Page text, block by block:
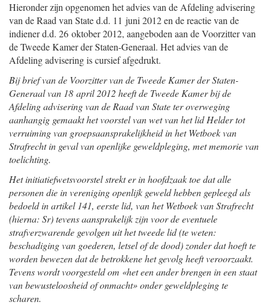
Hieronder zijn opgenomen het advies van de Afdeling advisering
van de Raad van State d.d. 11 juni 2012 en de reactie van de
indiener d.d. 26 oktober 2012, aangeboden aan de Voorzitter van
de Tweede Kamer der Staten-Generaal. Het advies van de
Afdeling advisering is cursief afgedrukt.
Bij brief van de Voorzitter van de Tweede Kamer der Staten-
Generaal van 18 april 2012 heeft de Tweede Kamer bij de
Afdeling advisering van de Raad van State ter overweging
aanhangig gemaakt het voorstel van wet van het lid Helder tot
verruiming van groepsaansprakelijkheid in het Wetboek van
Strafrecht in geval van openlijke geweldpleging, met memorie van
toelichting.
Het initiatiefwetsvoorstel strekt er in hoofdzaak toe dat alle
personen die in vereniging openlijk geweld hebben gepleegd als
bedoeld in artikel 141, eerste lid, van het Wetboek van Strafrecht
(hierna: Sr) tevens aansprakelijk zijn voor de eventuele
strafverzwarende gevolgen uit het tweede lid (te weten:
beschadiging van goederen, letsel of de dood) zonder dat hoeft te
worden bewezen dat de betrokkene het gevolg heeft veroorzaakt.
Tevens wordt voorgesteld om «het een ander brengen in een staat
van bewusteloosheid of onmacht» onder geweldpleging te
scharen.